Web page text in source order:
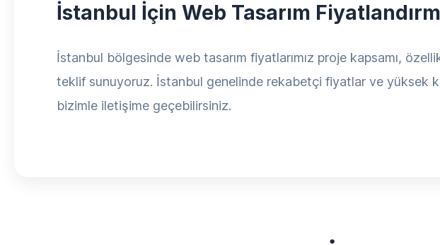
İstanbul İçin Web Tasarım
İstanbul bölgesinde web tasarım fiyatlarımız proje kapsamı,
teklif sunuyoruz. İstanbul genelinde rekabetçi fiyatlar ve yüksek
bizimle iletişime geçebilirsiniz.